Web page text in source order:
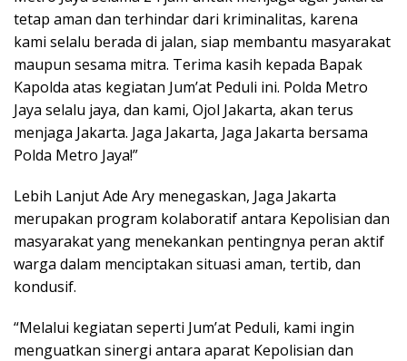
tetap aman dan terhindar dari kriminalitas, karena
kami selalu berada di jalan, siap membantu masyarakat
maupun sesama mitra. Terima kasih kepada Bapak
Kapolda atas kegiatan Jum’at Peduli ini. Polda Metro
Jaya selalu jaya, dan kami, Ojol Jakarta, akan terus
menjaga Jakarta. Jaga Jakarta, Jaga Jakarta bersama
Polda Metro Jaya!”
Lebih Lanjut Ade Ary menegaskan, Jaga Jakarta
merupakan program kolaboratif antara Kepolisian dan
masyarakat yang menekankan pentingnya peran aktif
warga dalam menciptakan situasi aman, tertib, dan
kondusif.
“Melalui kegiatan seperti Jum’at Peduli, kami ingin
menguatkan sinergi antara aparat Kepolisian dan